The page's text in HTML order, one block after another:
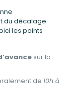
du décalage
les points
sur la
de 10h à